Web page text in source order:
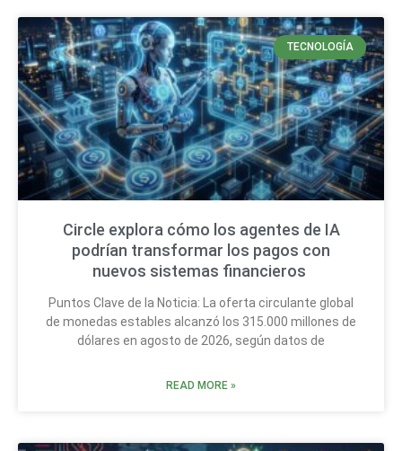
TECNOLOGÍA
Circle explora cómo los agentes de IA
podrían transformar los pagos con
nuevos sistemas financieros
Puntos Clave de la Noticia: La oferta circulante global
de monedas estables alcanzó los 315.000 millones de
dólares en agosto de 2026, según datos de
READ MORE »